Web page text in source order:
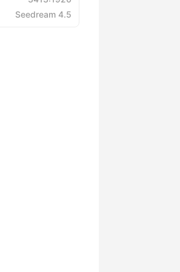
Seedream 4.5